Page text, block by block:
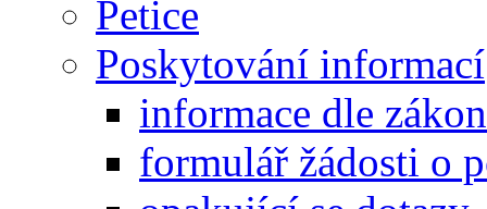
Petice
Poskytování informací
informace dle
formulář žádosti o